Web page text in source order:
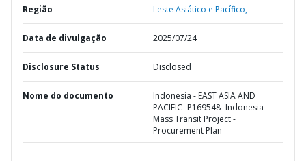
Região Leste Asiático e Pacífico,
Data de divulgação 2025/07/24
Disclosure Status Disclosed
Nome do documento
Indonesia - EAST ASIA AND
PACIFIC- P169548- Indonesia
Mass Transit Project -
Procurement Plan